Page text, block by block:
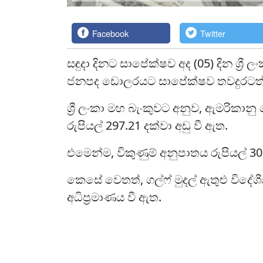
Facebook Twitter
සඳුදා දිනට සාපේක්ෂව අද (05) දින ශ්‍රී
ජනපද ඩොලරයට සාපේක්ෂව
ශ්‍රී ලංකා මහ බැංකුවට අනුව,
රුපියල් 297.21 දක්වා අඩු වී ඇත.
එමෙන්ම, විකුණුම් අනුපාතය රුපියල්
කෙසේ වෙතත්, ගල්ෆ් මුදල් ඇතුළු
අධිප්‍රමාණය වී ඇත.